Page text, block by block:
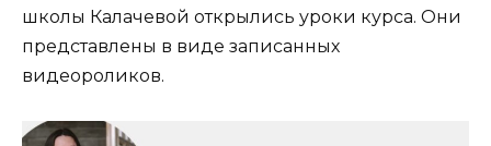
школы Калачевой открылись уроки курса. Они
представлены в виде записанных
видеороликов.